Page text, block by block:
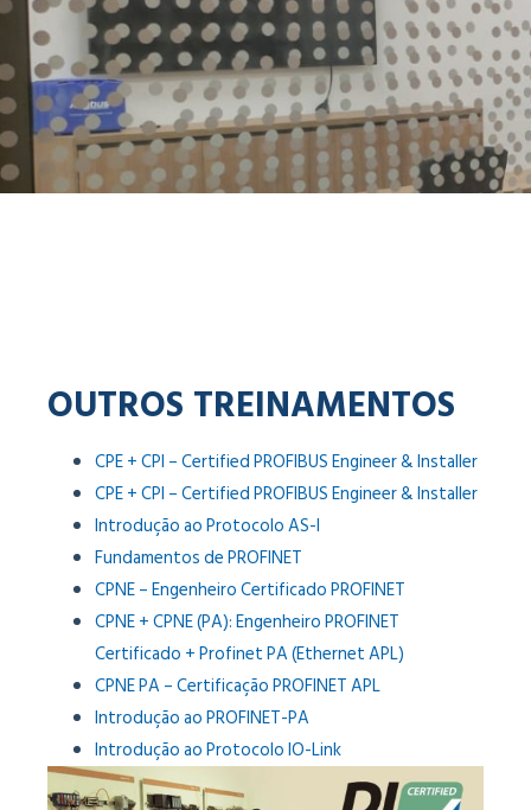
OUTROS TREINAMENTOS
CPE + CPI – Certified PROFIBUS Engineer & Installer
CPE + CPI – Certified PROFIBUS Engineer & Installer
Introdução ao Protocolo AS-I
Fundamentos de PROFINET
CPNE – Engenheiro Certificado PROFINET
CPNE + CPNE (PA): Engenheiro PROFINET
Certificado + Profinet PA (Ethernet APL)
CPNE PA – Certificação PROFINET APL
Introdução ao PROFINET-PA
Introdução ao Protocolo IO-Link